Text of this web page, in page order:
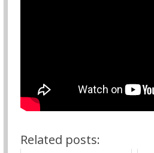
Related posts: